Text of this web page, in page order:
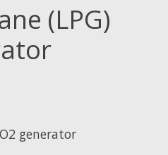
(LPG)
generator